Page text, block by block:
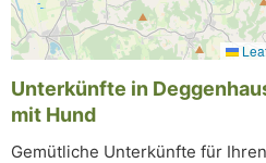
Unterkünfte in
mit Hund
Gemütliche Unterkünfte für